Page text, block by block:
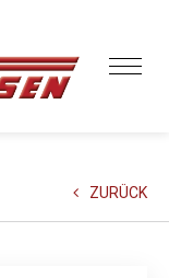
ZURÜCK